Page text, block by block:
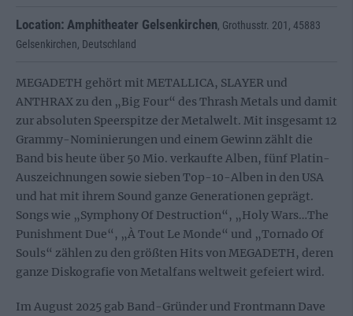
Location: Amphitheater Gelsenkirchen, Grothusstr. 201 , 45883
Gelsenkirchen, Deutschland
MEGADETH gehört mit METALLICA, SLAYER und
ANTHRAX zu den „Big Four“ des Thrash Metals und damit
zur absoluten Speerspitze der Metalwelt. Mit insgesamt 12
Grammy-Nominierungen und einem Gewinn zählt die
Band bis heute über 50 Mio. verkaufte Alben, fünf Platin-
Auszeichnungen sowie sieben Top-10-Alben in den USA
und hat mit ihrem Sound ganze Generationen geprägt.
Songs wie „Symphony Of Destruction“, „Holy Wars…The
Punishment Due“, „À Tout Le Monde“ und „Tornado Of
Souls“ zählen zu den größten Hits von MEGADETH, deren
ganze Diskografie von Metalfans weltweit gefeiert wird.
Im August 2025 gab Band-Gründer und Frontmann Dave